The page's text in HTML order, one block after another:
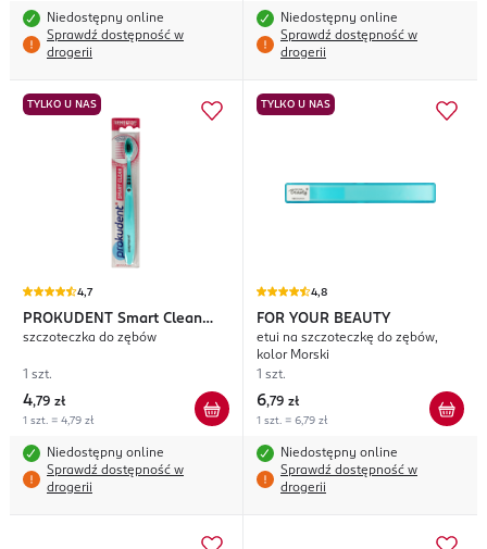
Niedostępny online
Sprawdź dostępność w
drogerii
Niedostępny online
Sprawdź dostępność w
drogerii
TYLKO U NAS
4,7
PROKUDENT Smart Clean
Sensitive
szczoteczka do zębów
1 szt.
4,79 zł
1 szt. = 4,79 zł
Niedostępny online
Sprawdź dostępność w
drogerii
TYLKO U NAS
4,8
FOR YOUR BEAUTY
etui na szczoteczkę do zębów,
kolor Morski
1 szt.
6,79 zł
1 szt. = 6,79 zł
Niedostępny online
Sprawdź dostępność w
drogerii